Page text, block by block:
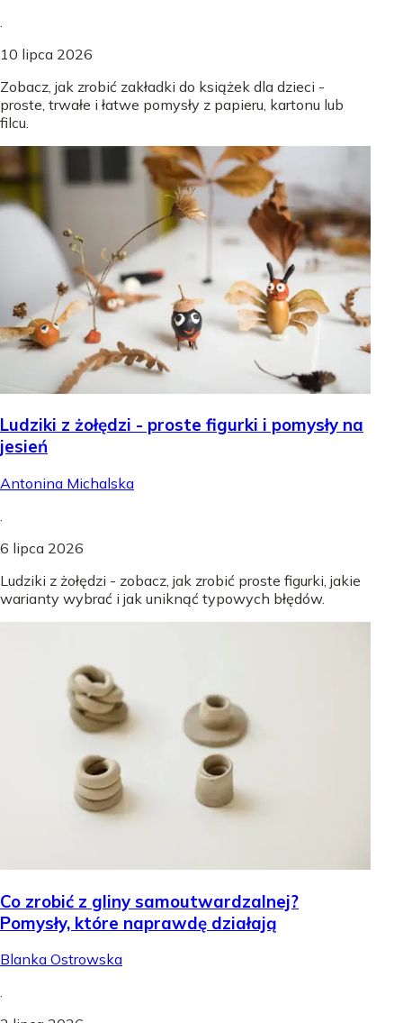
10 lipca 2026
Zobacz, jak zrobić zakładki do książek dla dzieci -
proste, trwałe i łatwe pomysły z papieru, kartonu lub
filcu.
Ludziki z żołędzi - proste figurki i pomysły na
jesień
Antonina Michalska
.
6 lipca 2026
Ludziki z żołędzi - zobacz, jak zrobić proste figurki, jakie
warianty wybrać i jak uniknąć typowych błędów.
Co zrobić z gliny samoutwardzalnej?
Pomysły, które naprawdę działają
Blanka Ostrowska
.